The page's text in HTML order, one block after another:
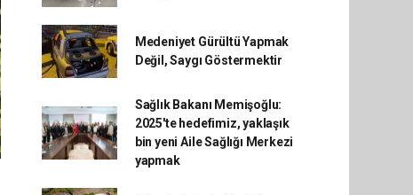
Medeniyet Gürültü Yapmak
Değil, Saygı Göstermektir
Sağlık Bakanı Memişoğlu:
2025'te hedefimiz, yaklaşık
bin yeni Aile Sağlığı Merkezi
yapmak